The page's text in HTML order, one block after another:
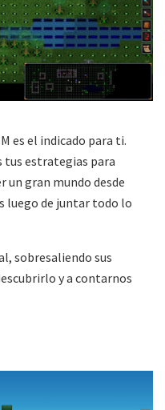
es el indicado para ti.
tus estrategias para
un gran mundo desde
luego de juntar todo lo
sobresaliendo sus
y a contarnos